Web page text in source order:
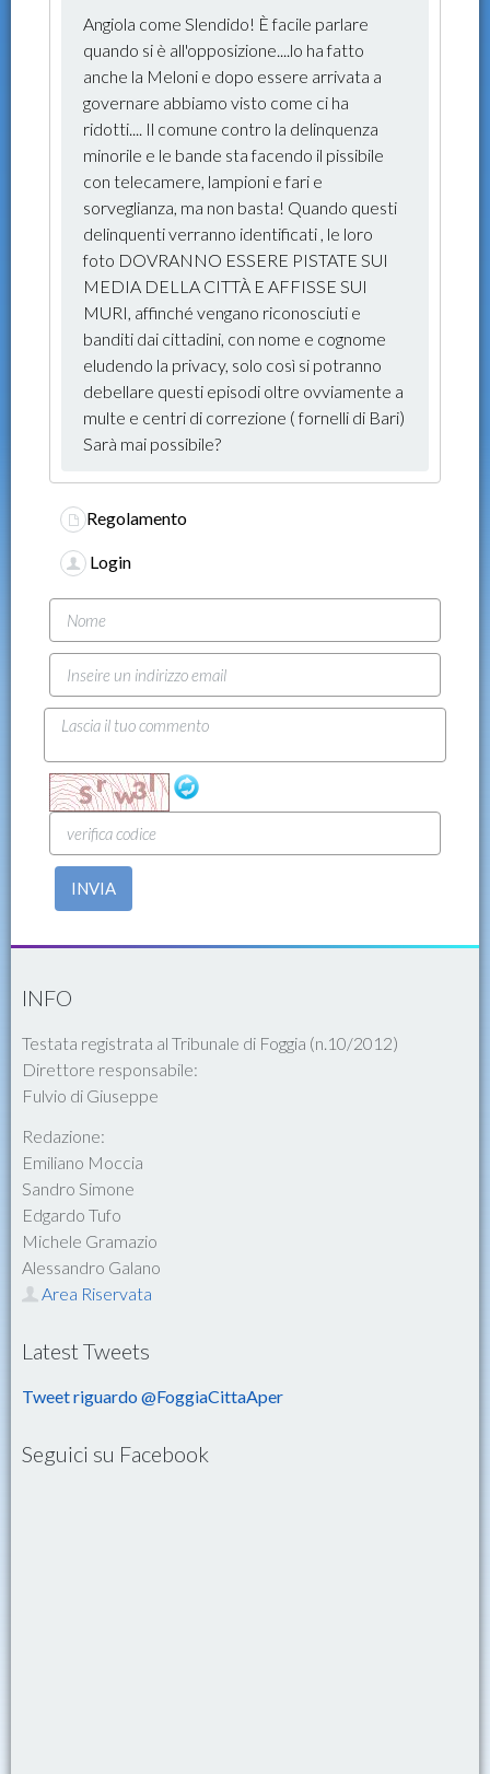
Angiola come Slendido! È facile parlare
quando si è all'opposizione....lo ha fatto
anche la Meloni e dopo essere arrivata a
governare abbiamo visto come ci ha
ridotti.... Il comune contro la delinquenza
minorile e le bande sta facendo il pissibile
con telecamere, lampioni e fari e
sorveglianza, ma non basta! Quando questi
delinquenti verranno identificati , le loro
foto DOVRANNO ESSERE PISTATE SUI
MEDIA DELLA CITTÀ E AFFISSE SUI
MURI, affinché vengano riconosciuti e
banditi dai cittadini, con nome e cognome
eludendo la privacy, solo così si potranno
debellare questi episodi oltre ovviamente a
multe e centri di correzione ( fornelli di Bari)
Sarà mai possibile?
Regolamento
Login
INVIA
INFO
Testata registrata al Tribunale di Foggia (n.10/2012)
Direttore responsabile:
Fulvio di Giuseppe
Redazione:
Emiliano Moccia
Sandro Simone
Edgardo Tufo
Michele Gramazio
Alessandro Galano
Area Riservata
Latest Tweets
Tweet riguardo @FoggiaCittaAper
Seguici su Facebook